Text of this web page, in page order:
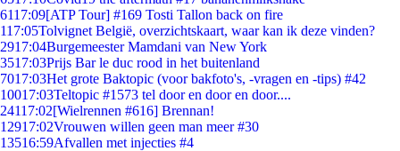
6117:09[ATP Tour] #169 Tosti Tallon back on fire
117:05Tolvignet België, overzichtskaart, waar kan ik deze vinden?
2917:04Burgemeester Mamdani van New York
3517:03Prijs Bar le duc rood in het buitenland
7017:03Het grote Baktopic (voor bakfoto's, -vragen en -tips) #42
10017:03Teltopic #1573 tel door en door en door....
24117:02[Wielrennen #616] Brennan!
12917:02Vrouwen willen geen man meer #30
13516:59Afvallen met injecties #4